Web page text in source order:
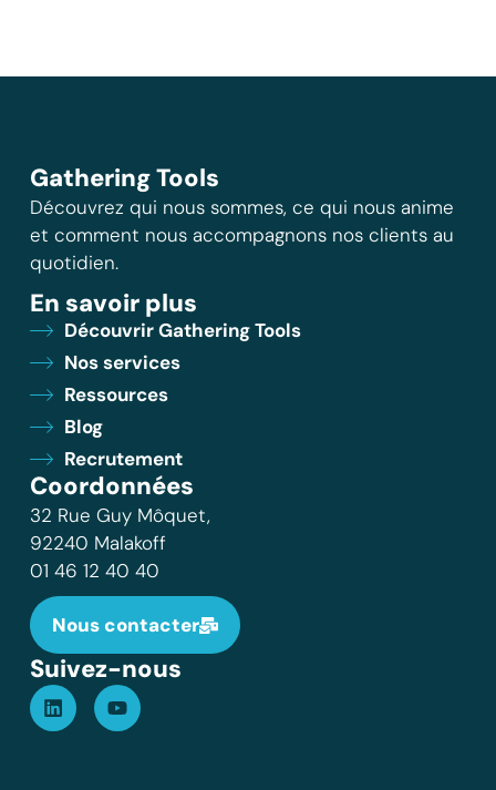
Gathering Tools
Découvrez qui nous sommes, ce qui nous anime
et comment nous accompagnons nos clients au
quotidien.
En savoir plus
Découvrir Gathering Tools
Nos services
Ressources
Blog
Recrutement
Coordonnées
32 Rue Guy Môquet,
92240 Malakoff
01 46 12 40 40
Nous contacter
Suivez-nous